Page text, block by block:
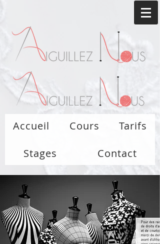
Accueil Cours Tarifs
Stages Contact